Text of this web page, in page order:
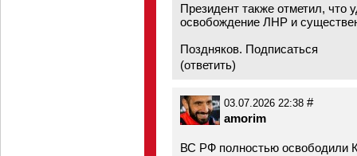
Президент также отметил, что
освобождение ЛНР и
Поздняков. Подписаться
(ответить)
03.07.2026 22:38 #
amorim
ВС РФ полностью освободили